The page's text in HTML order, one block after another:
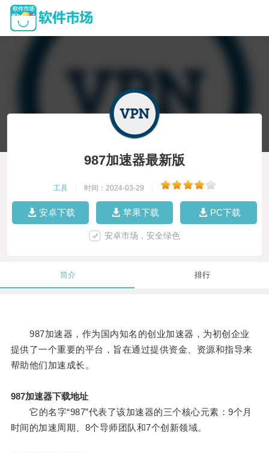
987加速器最新版
工具 时间：2024-03-29
安卓下载 苹果下载 PC下载
安卓市场，安全绿色
简介 排行
987加速器，作为国内知名的创业加速器，为初创企业
提供了一个重要的平台，旨在通过提供资金、资源和指导来
帮助他们加速成长。
987加速器下载地址
它的名字“987”代表了该加速器的三个核心元素：9个月
时间的加速周期、8个导师团队和7个创新领域。